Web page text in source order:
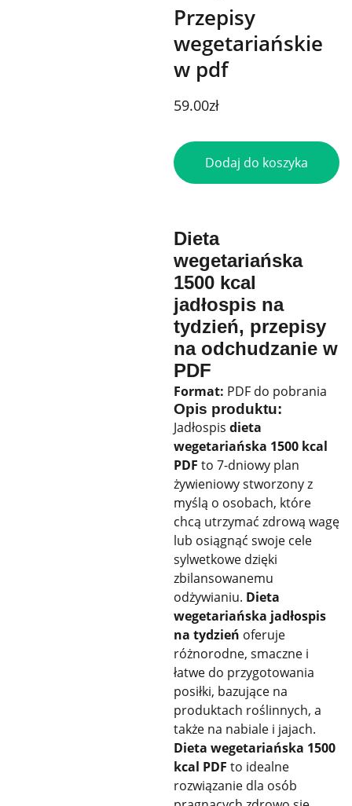
Przepisy
wegetariańskie
w pdf
59.00zł
Dodaj do koszyka
Dieta
wegetariańska
1500 kcal
jadłospis na
tydzień, przepisy
na odchudzanie w
PDF
Format: PDF do pobrania
Opis produktu:
Jadłospis dieta
wegetariańska 1500 kcal
PDF to 7-dniowy plan
żywieniowy stworzony z
myślą o osobach, które
chcą utrzymać zdrową wagę
lub osiągnąć swoje cele
sylwetkowe dzięki
zbilansowanemu
odżywianiu. Dieta
wegetariańska jadłospis
na tydzień oferuje
różnorodne, smaczne i
łatwe do przygotowania
posiłki, bazujące na
produktach roślinnych, a
także na nabiale i jajach.
Dieta wegetariańska 1500
kcal PDF to idealne
rozwiązanie dla osób